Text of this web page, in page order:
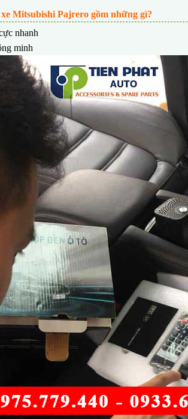
Mitsubishi Pajrero gồm những gì?
nhanh
minh